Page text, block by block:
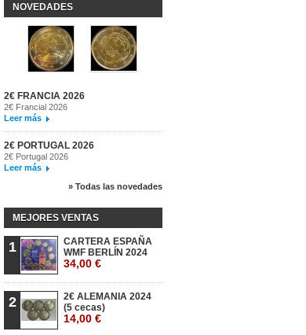
NOVEDADES
2€ FRANCIA 2026
2€ Francial 2026
Leer más
2€ PORTUGAL 2026
2€ Portugal 2026
Leer más
» Todas las novedades
MEJORES VENTAS
1
CARTERA ESPAÑA
WMF BERLÍN 2024
34,00 €
2
2€ ALEMANIA 2024
(5 cecas)
14,00 €